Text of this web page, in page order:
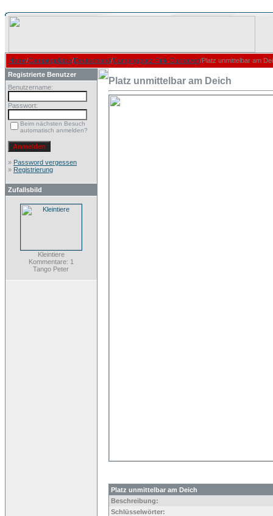
Home/Campingplätze/Deutschland/Campingplatz Fink Cuxhaven/Platz unmittelbar am
Registrierte Benutzer
Benutzername:
Passwort:
Beim nächsten Besuch
automatisch anmelden?
» Password vergessen
» Registrierung
Zufallsbild
Kleintiere
Kommentare: 1
Tango Peter
Platz unmittelbar am Deich
Platz unmittelbar am Deich
Beschreibung:
Schlüsselwörter: